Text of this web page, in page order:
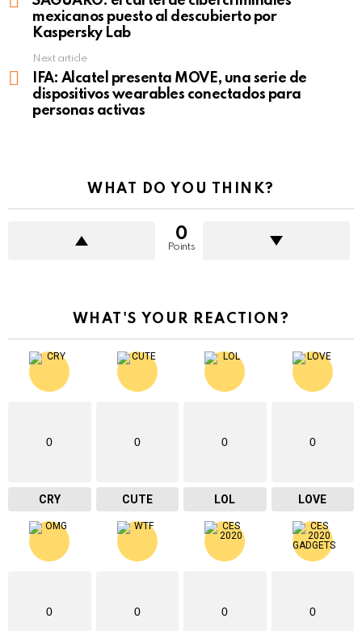
mexicanos puesto al descubierto por
Kaspersky Lab
Next article
IFA: Alcatel presenta MOVE, una serie de
dispositivos wearables conectados para
personas activas
WHAT DO YOU THINK?
0
Points
WHAT'S YOUR REACTION?
0
CRY
0
CUTE
0
LOL
0
LOVE
0 0 0 0